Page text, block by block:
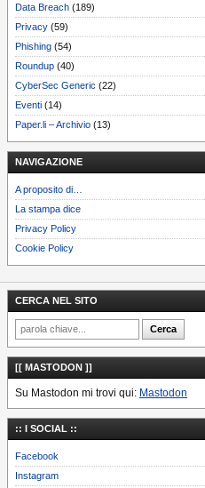
Data Breach (189)
Privacy (59)
Phishing (54)
Roundup (40)
CyberSec Generic (22)
Eventi (14)
Paper.li – Archivio (13)
NAVIGAZIONE
A proposito di…
La stampa dice
Privacy Policy
Cookie Policy
CERCA NEL SITO
[[ MASTODON ]]
Su Mastodon mi trovi qui: Mastodon
:: I SOCIAL ::
Facebook
Instagram